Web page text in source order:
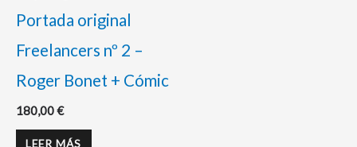
Portada original
Freelancers nº 2 –
Roger Bonet + Cómic
180,00€
LEER MÁS